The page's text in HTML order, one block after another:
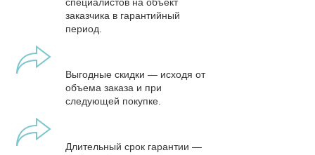
специалистов на объект
заказчика в гарантийный
период.
Выгодные скидки — исходя от
объема заказа и при
следующей покупке.
Длительный срок гарантии —